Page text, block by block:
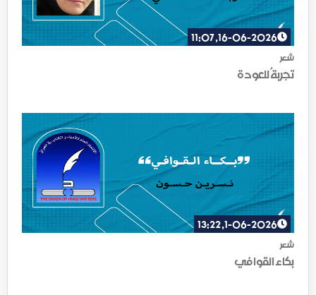
شعر
16-06-2026, 11:07
تجربةُ للعودة
شعر
1-06-2026, 13:22
بكاء القوافي